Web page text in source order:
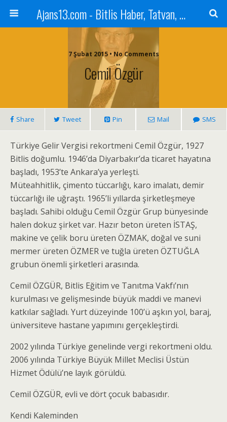
Ajans13.com - Bitlis Haber, Tatvan, Ahlat, Adilcevaz, Mutki, Hizan, Güroymak, Gazete, Ajans, 13, Haber
7 Şubat 2015 • No Comments
Cemil Özgür
Share Tweet Pin Mail SMS
Türkiye Gelir Vergisi rekortmeni Cemil Özgür, 1927
Bitlis doğumlu. 1946’da Diyarbakır’da ticaret hayatına
başladı, 1953’te Ankara’ya yerleşti.
Müteahhitlik, çimento tüccarlığı, karo imalatı, demir
tüccarlığı ile uğraştı. 1965’li yıllarda şirketleşmeye
başladı. Sahibi olduğu Cemil Özgür Grup bünyesinde
halen dokuz şirket var. Hazır beton üreten İSTAŞ,
makine ve çelik boru üreten ÖZMAK, doğal ve suni
mermer üreten ÖZMER ve tuğla üreten ÖZTUĞLA
grubun önemli şirketleri arasında.
Cemil ÖZGÜR, Bitlis Eğitim ve Tanıtma Vakfı’nın
kurulması ve gelişmesinde büyük maddi ve manevi
katkılar sağladı. Yurt düzeyinde 100’ü aşkın yol, baraj,
üniversiteve hastane yapımını gerçekleştirdi.
2002 yılında Türkiye genelinde vergi rekortmeni oldu.
2006 yılında Türkiye Büyük Millet Meclisi Üstün
Hizmet Ödülü’ne layık görüldü.
Cemil ÖZGÜR, evli ve dört çocuk babasıdır.
Kendi Kaleminden